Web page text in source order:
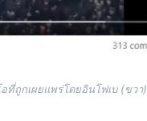
ที่ถูกเผยแพร่โดยอินโฟเบ (ขวา)